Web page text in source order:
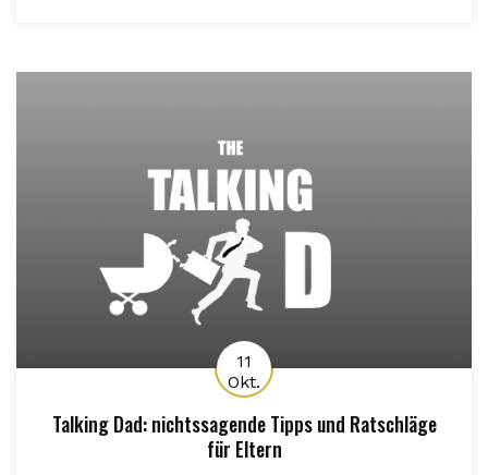
11
Okt.
Talking Dad: nichtssagende Tipps und Ratschläge
für Eltern